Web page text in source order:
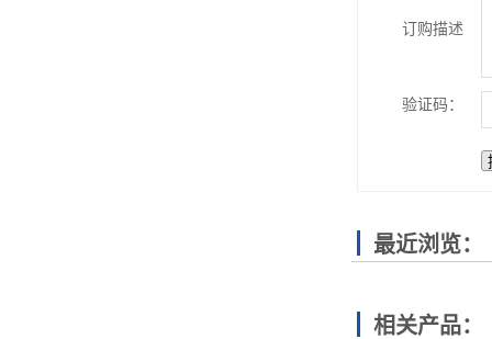
订购描述
验证码：
最近浏览：
相关产品：